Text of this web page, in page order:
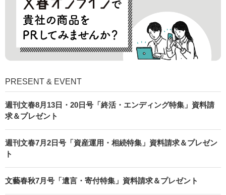
PRESENT & EVENT
週刊文春8月13日・20日号「終活・エンディング特集」資料請
求＆プレゼント
週刊文春7月2日号「資産運用・相続特集」資料請求＆プレゼン
ト
文藝春秋7月号「遺言・寄付特集」資料請求＆プレゼント